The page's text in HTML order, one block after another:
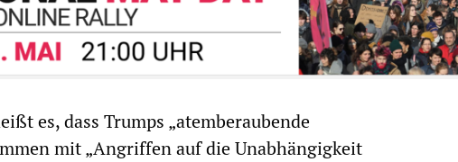
es, dass Trumps „atemberaubende
mit „Angriffen auf die Unabhängigkeit